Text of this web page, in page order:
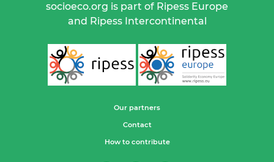
socioeco.org is part of Ripess Europe
and Ripess Intercontinental
Our partners
Contact
How to contribute